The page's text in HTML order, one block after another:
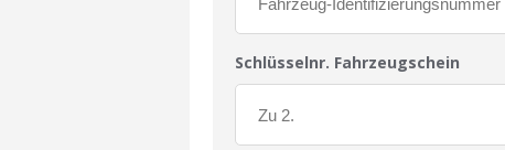
Schlüsselnr. Fahrzeugschein